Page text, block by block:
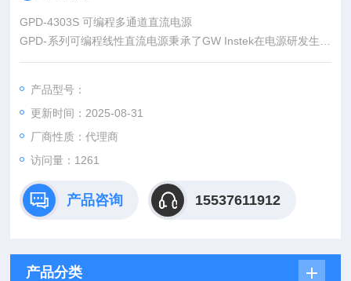
GPD-4303S 可编程多通道直流电源
GPD-系列可编程线性直流电源秉承了GW Instek在电源研发生产
领域一贯的技术品质优势。数字面板控制、大显示屏、明亮的LE
型温控风扇等显著优势不胜枚举。不仅操作简单，支持多种面板
设置，它还具有合理的价格。凭借这些优势，GPD-系列必将成
为电源市场上闪亮的新星。
产品型号：
更新时间：2025-08-31
厂商性质：代理商
访问量：1261
产品咨询 15537611912
产品分类